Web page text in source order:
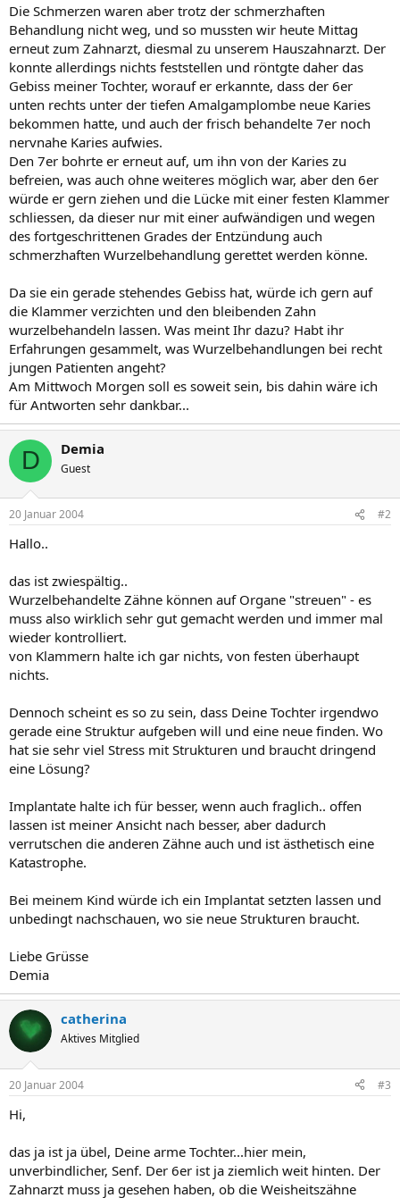
Die Schmerzen waren aber trotz der schmerzhaften
Behandlung nicht weg, und so mussten wir heute Mittag
erneut zum Zahnarzt, diesmal zu unserem Hauszahnarzt. Der
konnte allerdings nichts feststellen und röntgte daher das
Gebiss meiner Tochter, worauf er erkannte, dass der 6er
unten rechts unter der tiefen Amalgamplombe neue Karies
bekommen hatte, und auch der frisch behandelte 7er noch
nervnahe Karies aufwies.
Den 7er bohrte er erneut auf, um ihn von der Karies zu
befreien, was auch ohne weiteres möglich war, aber den 6er
würde er gern ziehen und die Lücke mit einer festen Klammer
schliessen, da dieser nur mit einer aufwändigen und wegen
des fortgeschrittenen Grades der Entzündung auch
schmerzhaften Wurzelbehandlung gerettet werden könne.
Da sie ein gerade stehendes Gebiss hat, würde ich gern auf
die Klammer verzichten und den bleibenden Zahn
wurzelbehandeln lassen. Was meint Ihr dazu? Habt ihr
Erfahrungen gesammelt, was Wurzelbehandlungen bei recht
jungen Patienten angeht?
Am Mittwoch Morgen soll es soweit sein, bis dahin wäre ich
für Antworten sehr dankbar...
D Demia
Guest
20 Januar 2004 #2
Hallo..
das ist zwiespältig..
Wurzelbehandelte Zähne können auf Organe "streuen" - es
muss also wirklich sehr gut gemacht werden und immer mal
wieder kontrolliert.
von Klammern halte ich gar nichts, von festen überhaupt
nichts.
Dennoch scheint es so zu sein, dass Deine Tochter irgendwo
gerade eine Struktur aufgeben will und eine neue finden. Wo
hat sie sehr viel Stress mit Strukturen und braucht dringend
eine Lösung?
Implantate halte ich für besser, wenn auch fraglich.. offen
lassen ist meiner Ansicht nach besser, aber dadurch
verrutschen die anderen Zähne auch und ist ästhetisch eine
Katastrophe.
Bei meinem Kind würde ich ein Implantat setzten lassen und
unbedingt nachschauen, wo sie neue Strukturen braucht.
Liebe Grüsse
Demia
catherina
Aktives Mitglied
20 Januar 2004 #3
Hi,
das ja ist ja übel, Deine arme Tochter...hier mein,
unverbindlicher, Senf. Der 6er ist ja ziemlich weit hinten. Der
Zahnarzt muss ja gesehen haben, ob die Weisheitszähne